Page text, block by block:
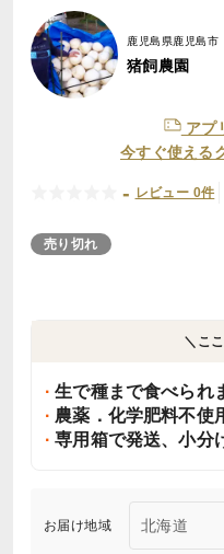
鹿児島県鹿児島市
猪飼農園
アプ
今すぐ使える
- レビュー 0件
売り切れ
＼こ
生で種まで食べられ
農薬．化学肥料不使
専用箱で発送、小分
お届け地域